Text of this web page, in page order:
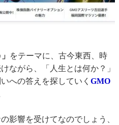
をテーマに、古今東西、時
ながら、「人生とは何か？」
への答えを探していく GMO
影響を受けてなのでしょう、